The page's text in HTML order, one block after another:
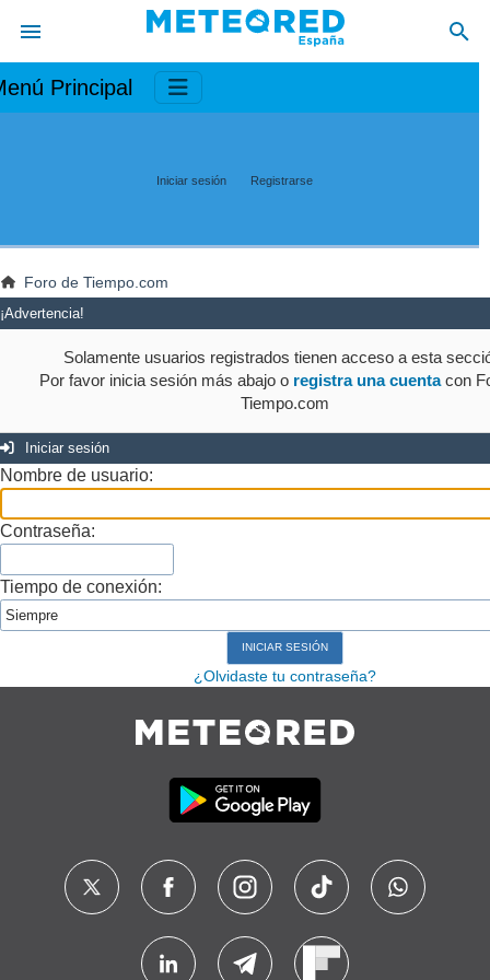
Principal
Iniciar sesión Registrarse
Foro de Tiempo.com
¡Advertencia!
Solamente usuarios registrados tienen acceso a esta
Por favor inicia sesión más abajo o registra una cuentacon
Tiempo.com
Iniciar sesión
Nombre de usuario:
Contraseña:
Tiempo de conexión:
¿Olvidaste tu contraseña?